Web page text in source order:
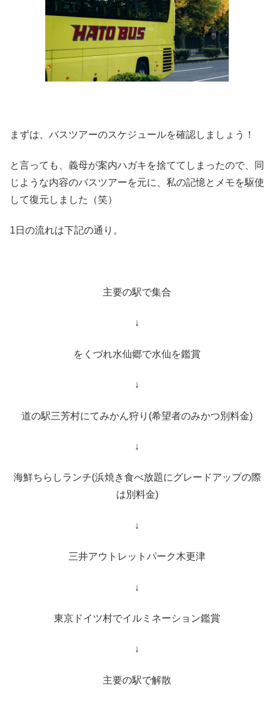
まずは、バスツアーのスケジュールを確認しましょう！
と言っても、義母が案内ハガキを捨ててしまったので、同
じような内容のバスツアーを元に、私の記憶とメモを駆使
して復元しました（笑）
1日の流れは下記の通り。
主要の駅で集合
↓
をくづれ水仙郷で水仙を鑑賞
↓
道の駅三芳村にてみかん狩り(希望者のみかつ別料金)
↓
海鮮ちらしランチ(浜焼き食べ放題にグレードアップの際
は別料金)
↓
三井アウトレットパーク木更津
↓
東京ドイツ村でイルミネーション鑑賞
↓
主要の駅で解散